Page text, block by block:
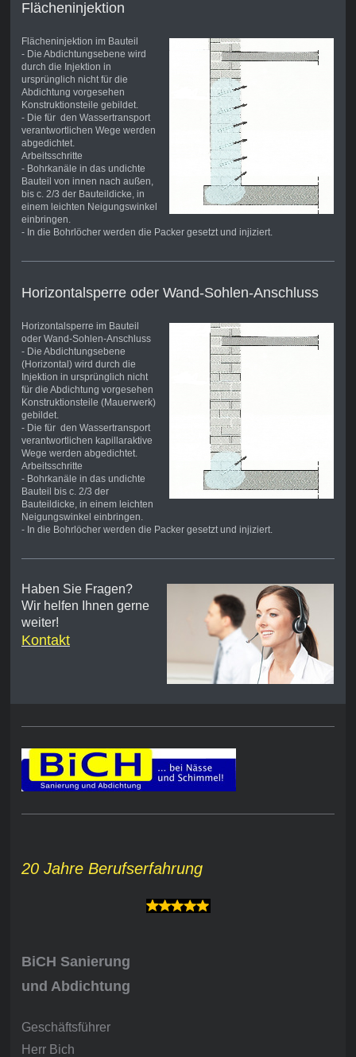
Flächeninjektion
Flächeninjektion im Bauteil
- Die Abdichtungsebene wird
durch die Injektion in
ursprünglich nicht für die
Abdichtung vorgesehen
Konstruktionsteile gebildet.
- Die für den Wassertransport
verantwortlichen Wege werden
abgedichtet.
Arbeitsschritte
- Bohrkanäle in das undichte
Bauteil von innen nach außen,
bis c. 2/3 der Bauteildicke, in
einem leichten Neigungswinkel
einbringen.
- In die Bohrlöcher werden die Packer gesetzt und injiziert.
Horizontalsperre oder Wand-Sohlen-Anschluss
Horizontalsperre im Bauteil
oder Wand-Sohlen-Anschluss
- Die Abdichtungsebene
(Horizontal) wird durch die
Injektion in ursprünglich nicht
für die Abdichtung vorgesehen
Konstruktionsteile (Mauerwerk)
gebildet.
- Die für den Wassertransport
verantwortlichen kapillaraktive
Wege werden abgedichtet.
Arbeitsschritte
- Bohrkanäle in das undichte
Bauteil bis c. 2/3 der
Bauteildicke, in einem leichten
Neigungswinkel einbringen.
- In die Bohrlöcher werden die Packer gesetzt und injiziert.
Haben Sie Fragen?
Wir helfen Ihnen gerne
weiter!
Kontakt
20 Jahre Berufserfahrung
BiCH Sanierung
und Abdichtung
Geschäftsführer
Herr Bich